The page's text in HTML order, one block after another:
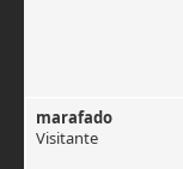
marafado
Visitante